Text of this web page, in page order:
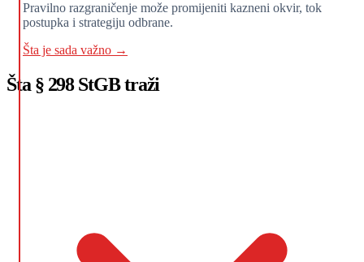
Pravilno razgraničenje može promijeniti kazneni okvir, tok
postupka i strategiju odbrane.
Šta je sada važno →
Šta § 298 StGB traži